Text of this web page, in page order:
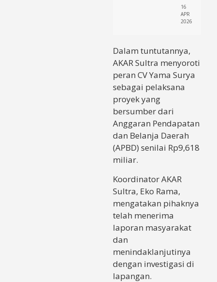
16
APR
2026
Dalam tuntutannya,
AKAR Sultra menyoroti
peran CV Yama Surya
sebagai pelaksana
proyek yang
bersumber dari
Anggaran Pendapatan
dan Belanja Daerah
(APBD) senilai Rp9,618
miliar.
Koordinator AKAR
Sultra, Eko Rama,
mengatakan pihaknya
telah menerima
laporan masyarakat
dan
menindaklanjutinya
dengan investigasi di
lapangan.